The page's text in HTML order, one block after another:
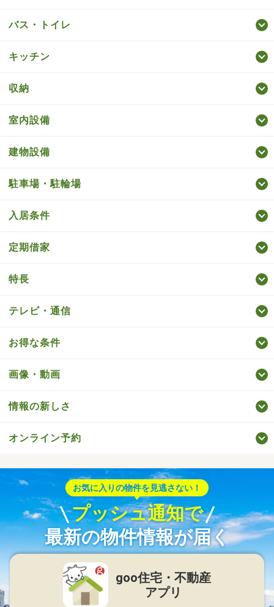
バス・トイレ
キッチン
収納
室内設備
建物設備
駐車場・駐輪場
入居条件
定期借家
特長
テレビ・通信
お得な条件
画像・動画
情報の新しさ
オンライン予約
お気に入りの物件を見逃さない！
プッシュ通知で
最新の物件情報が届く
goo住宅・不動産
アプリ